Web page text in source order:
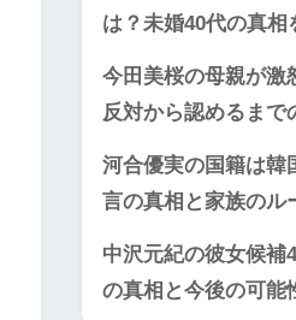
は？未婚40代の真相
今田美桜の母親が激
反対から認めるまで
河合優実の国籍は韓
言の真相と家族のル
中沢元紀の彼女候補
の真相と今後の可能